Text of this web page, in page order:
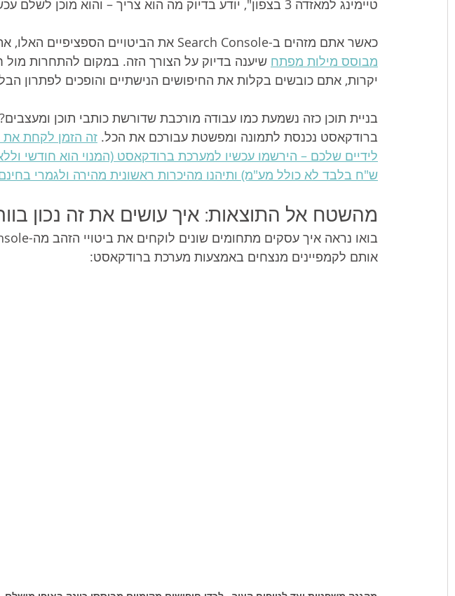
טיימינג למאזדה 3 בצפון", יודע בדיוק מה הוא צריך – והוא מוכן לשלם עכשיו.
כאשר אתם מזהים ב-Search Console את הביטויים הספציפיים האלו, אתם יכולים לייצר
מבוסס מילות מפתח שיענה בדיוק על הצורך הזה. במקום להתחרות מול
יקרות, אתם כובשים בקלות את החיפושים הנישתיים והופכים לפתרון
בניית תוכן כזה נשמעת כמו עבודה מורכבת שדורשת כותבי תוכן
ברודקאסט נכנסת לתמונה ומפשטת עבורכם את הכל. זה הזמן לקחת את
ש"ח בלבד לא כולל מע"מ) ותיהנו מהיכרות ראשונית מהירה ולגמרי
מהשטח אל התוצאות: איך עושים את זה נכון
אותם לקמפיינים מנצחים באמצעות מערכת ברודקאסט: